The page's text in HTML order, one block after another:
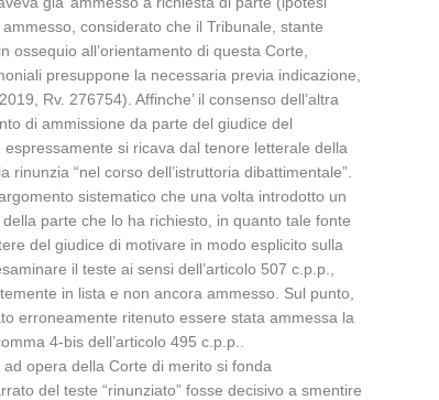
considerato che il Tribunale, stante
all’orientamento di questa Corte,
presuppone la necessaria previa indicazione,
Rv. 276754). Affinche’ il consenso dell’altra
di ammissione da parte del giudice del
si ricava dal tenore letterale della
“nel corso dell’istruttoria dibattimentale”.
sistematico che una volta introdotto un
parte che lo ha richiesto, in quanto tale fonte
del giudice di motivare in modo esplicito sulla
il teste ai sensi dell’articolo 507 c.p.p.,
in lista e non ancora ammesso. Sul punto,
erroneamente ritenuto essere stata ammessa la
4-bis dell’articolo 495 c.p.p..
opera della Corte di merito si fonda
del teste “rinunziato” fosse decisivo a smentire